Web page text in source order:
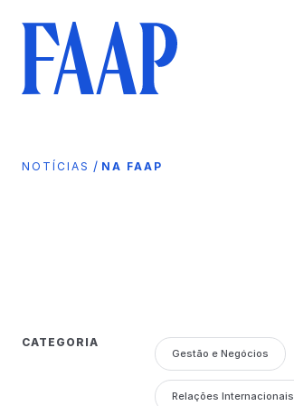
NOTÍCIAS / NA FAAP
CATEGORIA
Gestão e Negócios
Relações Internacionais